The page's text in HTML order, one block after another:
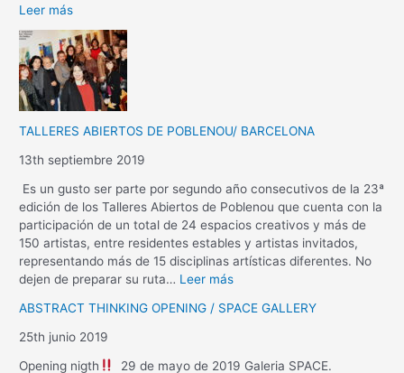
Leer más
TALLERES ABIERTOS DE POBLENOU/ BARCELONA
13th septiembre 2019
Es un gusto ser parte por segundo año consecutivos de la 23ª
edición de los Talleres Abiertos de Poblenou que cuenta con la
participación de un total de 24 espacios creativos y más de
150 artistas, entre residentes estables y artistas invitados,
representando más de 15 disciplinas artísticas diferentes. No
dejen de preparar su ruta… Leer más
ABSTRACT THINKING OPENING / SPACE GALLERY
25th junio 2019
Opening nigth
29 de mayo de 2019 Galeria SPACE.